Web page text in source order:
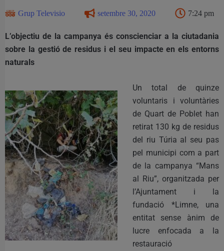
Grup Televisio setembre 30, 2020 7:24 pm
L’objectiu de la campanya és conscienciar a la ciutadania
sobre la gestió de residus i el seu impacte en els entorns
naturals
Un total de quinze
voluntaris i voluntàries
de Quart de Poblet han
retirat 130 kg de residus
del riu Túria al seu pas
pel municipi com a part
de la campanya “Mans
al Riu”, organitzada per
l’Ajuntament i la
fundació *Limne, una
entitat sense ànim de
lucre enfocada a la
restauració